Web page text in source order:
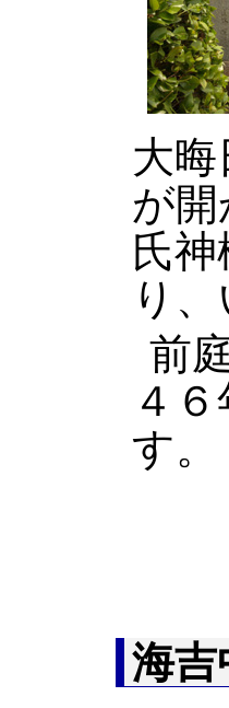
大
が
氏
り
前
４
す。
海吉